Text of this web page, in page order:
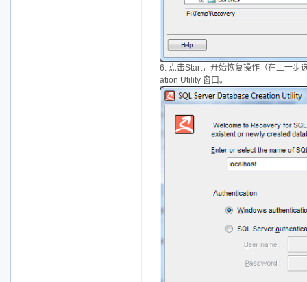
6. 点击Start，开始恢复操作（在上一步
ation Utility 窗口。